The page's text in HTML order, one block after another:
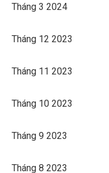
Tháng 3 2024
Tháng 12 2023
Tháng 11 2023
Tháng 10 2023
Tháng 9 2023
Tháng 8 2023